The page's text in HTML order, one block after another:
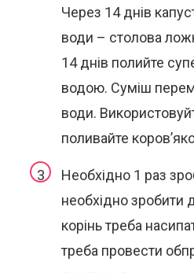
Через 14 днів
води – столова
14 днів полийте
водою. Суміш
води.
поливайте
Необхідно 1 раз
необхідно зробити
корінь треба
треба провести